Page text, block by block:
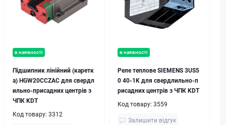
в наявності
Підшипник лінійний (каретк
а) HGW20CCZAC для свердл
ильно-присадних центрів з
ЧПК KDT
Код товару: 3312
в наявності
Реле теплове SIEMENS 3US5
0 40-1K для свердлильно-п
рисадних центрів з ЧПК KDT
Код товару: 3559
Залишити відгук